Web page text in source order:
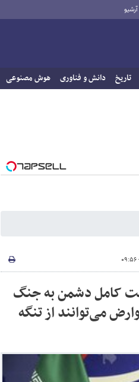
آرشیو
تاریخ دانش و فناوری هوش مصنوعی
کامل دشمن به جنگ
می‌توانند از تنگه